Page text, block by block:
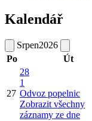
Kalendář
Srpen2026
Po
Út
27
28
1
Odvoz popelnic
Zobrazit všechny
záznamy ze dne